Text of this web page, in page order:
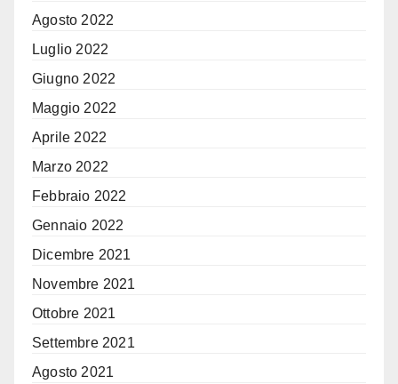
Agosto 2022
Luglio 2022
Giugno 2022
Maggio 2022
Aprile 2022
Marzo 2022
Febbraio 2022
Gennaio 2022
Dicembre 2021
Novembre 2021
Ottobre 2021
Settembre 2021
Agosto 2021